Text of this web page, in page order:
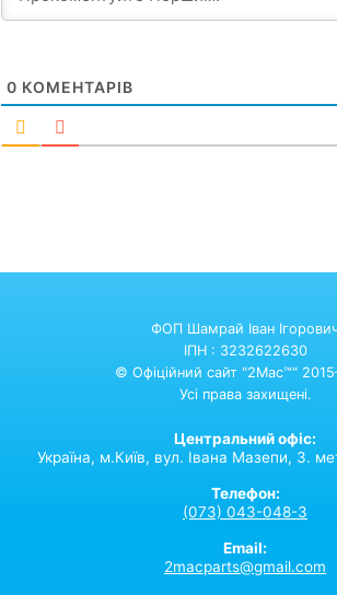
0 КОМЕНТАРІВ
ФОП Шамрай Іван
ІПН : 3232622630
© Офіційний сайт "2Mac™"
Усі права захищені.
Центральний офіс:
Україна, м.Київ, вул. Івана Мазепи, 3.
Телефон:
(073) 043-048-3
Email:
2macparts@gmail.com